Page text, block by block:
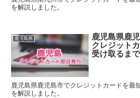
を解説しました。
鹿児島県
鹿児島県鹿
クレジット
受け取るま
鹿児島県鹿児島市でクレジットカードを最
を解説しました。